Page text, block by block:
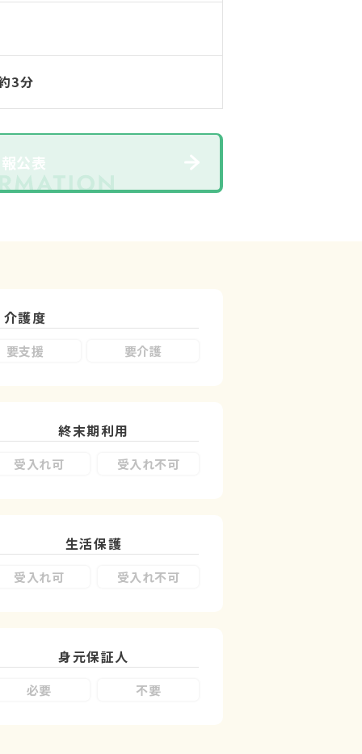
3分
公表
介護度
要支援 要介護
終末期利用
受入れ可 受入れ不可
生活保護
受入れ可 受入れ不可
身元保証人
必要 不要